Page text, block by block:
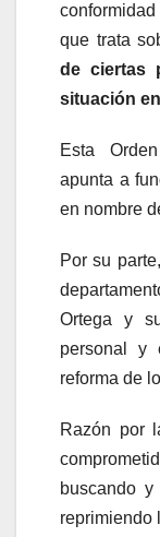
que trata
de ciertas
situación
Esta
apunta a
en nombre
Por su
Ortega y
personal y
reforma de
Razón por
buscando
reprimiendo